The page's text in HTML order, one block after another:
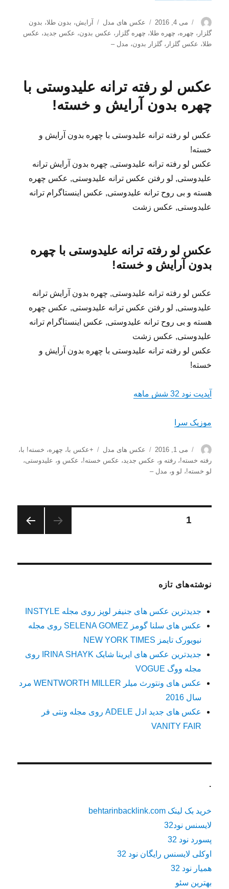
نویسنده
ارسال
شده
در
می 4, 2016 دسته‌ها
عکس های مدل برچسب‌ها
آرایش، بدون طلا، بدون
گلزار ، چهره، چهره طلا، چهره گلزار ، عکس بدون، عکس جدید ، عکس
طلا، عکس گلزار ،گلزار بدون، مدل –
عکس لو رفته ترانه علیدوستی با
چهره بدون آرایش و خسته!
عکس لو رفته ترانه علیدوستی با چهره بدون آرایش و
خسته!
عکس لو رفته ترانه علیدوستی, چهره بدون آرایش ترانه
علیدوستی, لو رفتن عکس ترانه علیدوستی, عکس چهره
هسته و بی روح ترانه علیدوستی, عکس اینستاگرام ترانه
علیدوستی, عکس زشت
عکس لو رفته ترانه علیدوستی با چهره
بدون آرایش و خسته!
عکس لو رفته ترانه علیدوستی, چهره بدون آرایش ترانه
علیدوستی, لو رفتن عکس ترانه علیدوستی, عکس چهره
هسته و بی روح ترانه علیدوستی, عکس اینستاگرام ترانه
علیدوستی, عکس زشت
عکس لو رفته ترانه علیدوستی با چهره بدون آرایش و
خسته!
آپدیت نود 32 شش ماهه
موزیک سرا
نویسنده
ارسال
شده
در
می 1, 2016 دسته‌ها
عکس های مدل برچسب‌ها
+عکس با ، چهره، خسته! با ،
رفته خسته!،رفته و، عکس جدید ، عکس خسته!، عکس و، علیدوستی،
لو خسته!، لو و، مدل –
صفحه‌بندی
1
نوشته‌های تازه
جدیدترین عکس های جنیفر لوپز روی مجله INSTYLE
عکس های سلنا گومز SELENA GOMEZ روی مجله
نیویورک تایمز NEW YORK TIMES
جدیدترین عکس های ایرینا شایک IRINA SHAYK روی
مجله ووگ VOGUE
عکس های ونتورث میلر WENTWORTH MILLER مرد
سال 2016
عکس های جدید ادل ADELE روی مجله ونتی فر
VANITY FAIR
.
خرید بک لینک behtarinbacklink.com
لایسنس نود32
پسورد نود 32
اوکلی لایسنس رایگان نود 32
همیار نود 32
بهترین سئو